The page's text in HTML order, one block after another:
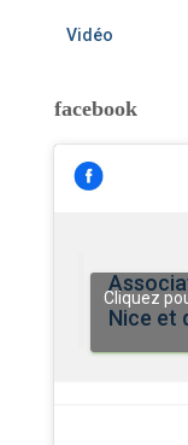
Vidéo
facebook
Nice et
Cliquez